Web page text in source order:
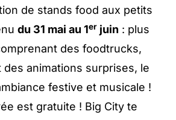
de stands food aux petits
du 31 mai au 1er juin : plus
des foodtrucks,
des animations surprises, le
festive et musicale !
est gratuite ! Big City te